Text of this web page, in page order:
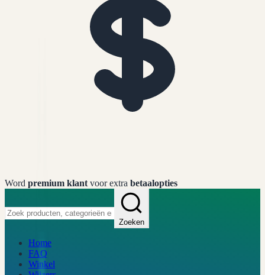
Word premium klant voor extra betaalopties
Zoeken
Home
FAQ
Winkel